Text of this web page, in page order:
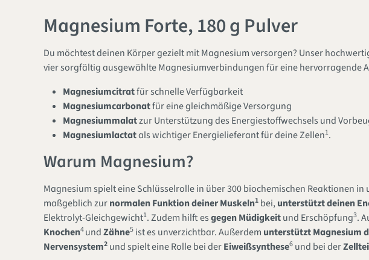
Magnesium Forte, 180 g Pulver
Du möchtest deinen Körper gezielt mit Magnesium versorgen? Unser
vier sorgfältig ausgewählte Magnesiumverbindungen für eine hervorragende
Magnesiumcitratfür schnelle Verfügbarkeit
Magnesiumcarbonatfür eine gleichmäßige Versorgung
Magnesiummalatzur Unterstützung des Energiestoffwechsels und
Magnesiumlactatals wichtiger Energielieferant für deine Zellen1.
Warum Magnesium?
Magnesium spielt eine Schlüsselrolle in über 300 biochemischen Reaktionen in
maßgeblich zurnormalen Funktion deiner Muskeln1 bei, unterstützt deinen
Elektrolyt-Gleichgewicht1. Zudem hilft esgegen Müdigkeitund Erschöpfung3.
Knochen4undZähne5 ist es unverzichtbar. Außerdem unterstützt Magnesium
Nervensystem2 und spielt eine Rolle bei derEiweißsynthese6 und bei der